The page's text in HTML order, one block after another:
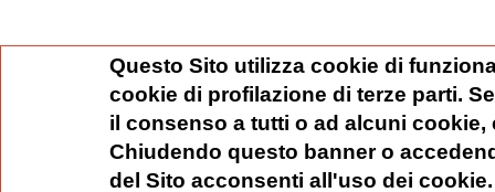
Questo Sito utilizza cookie di
cookie di profilazione di terze parti.
il consenso a tutti o ad alcuni
Chiudendo questo banner o
del Sito acconsenti all'uso dei cookie.